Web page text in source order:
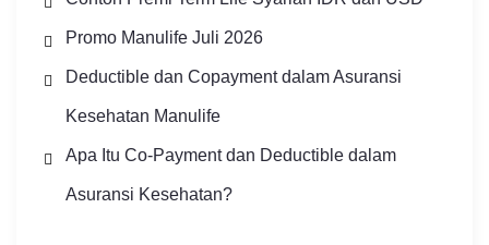
Promo Manulife Juli 2026
Deductible dan Copayment dalam Asuransi
Kesehatan Manulife
Apa Itu Co-Payment dan Deductible dalam
Asuransi Kesehatan?